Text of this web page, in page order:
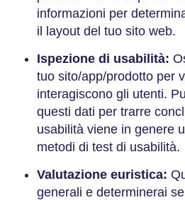
informazioni per
il layout del tuo sito web.
Ispezione di usabilità:
tuo sito/app/prodotto per
interagiscono gli utenti.
questi dati per trarre
usabilità viene in genere
metodi di test di usabilità.
Valutazione euristica:
generali e determinerai